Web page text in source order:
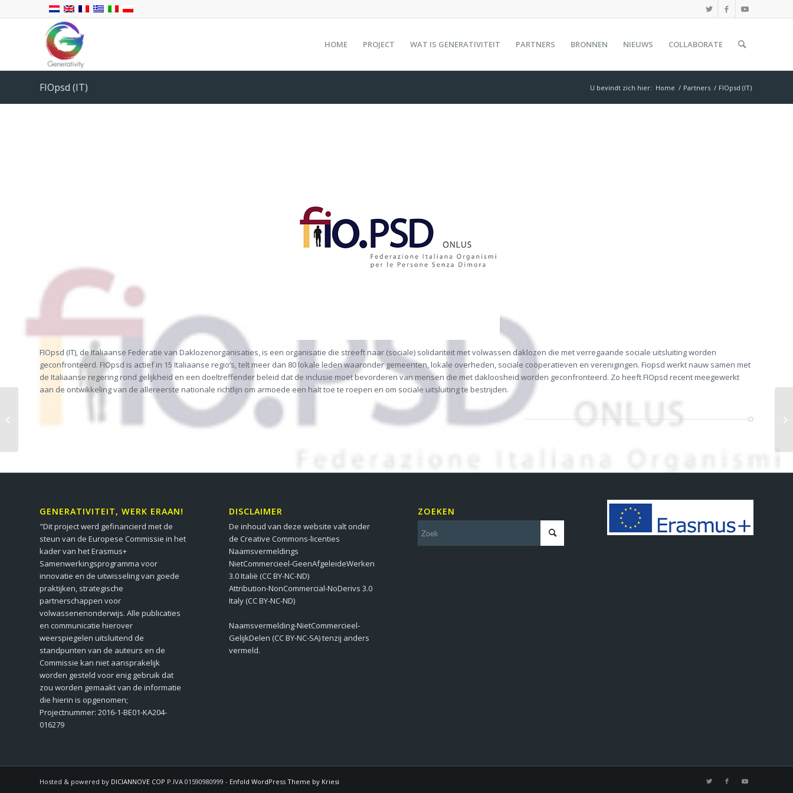
HOME PROJECT WAT IS GENERATIVITEIT PARTNERS BRONNEN NIEUWS COLLABORATE
FIOpsd (IT) U bevindt zich hier: Home / Partners / FIOpsd (IT)
FIOpsd (IT), de Italiaanse Federatie van Daklozenorganisaties, is een organisatie die streeft naar (sociale) solidariteit met volwassen daklozen die met verregaande sociale uitsluiting worden
geconfronteerd. FIOpsd is actief in 15 Italiaanse regio’s, telt meer dan 80 lokale leden waaronder gemeenten, lokale overheden, sociale coöperatieven en verenigingen. Fiopsd werkt nauw samen met
de Italiaanse regering rond gelijkheid en een doeltreffender beleid dat de inclusie moet bevorderen van mensen die met dakloosheid worden geconfronteerd. Zo heeft FIOpsd recent meegewerkt
aan de ontwikkeling van de allereerste nationale richtlijn om armoede een halt toe te roepen en om sociale uitsluiting te bestrijden.
GENERATIVITEIT, WERK ERAAN!
"Dit project werd gefinancierd met de
steun van de Europese Commissie in het
kader van het Erasmus+
Samenwerkingsprogramma voor
innovatie en de uitwisseling van goede
praktijken, strategische
partnerschappen voor
volwassenenonderwijs. Alle publicaties
en communicatie hierover
weerspiegelen uitsluitend de
standpunten van de auteurs en de
Commissie kan niet aansprakelijk
worden gesteld voor enig gebruik dat
zou worden gemaakt van de informatie
die hierin is opgenomen;
Projectnummer: 2016-1-BE01-KA204-
016279
DISCLAIMER
De inhoud van deze website valt onder
de Creative Commons-licenties
Naamsvermeldings
NietCommercieel-GeenAfgeleideWerken
3.0 Italië (CC BY-NC-ND)
Attribution-NonCommercial-NoDerivs 3.0
Italy (CC BY-NC-ND)
Naamsvermelding-NietCommercieel-
GelijkDelen (CC BY-NC-SA) tenzij anders
vermeld.
ZOEKEN
Hosted & powered by DICIANNOVE COP P.IVA 01590980999 - Enfold WordPress Theme by Kriesi